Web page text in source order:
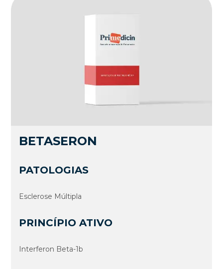
BETASERON
PATOLOGIAS
Esclerose Múltipla
PRINCÍPIO ATIVO
Interferon Beta-1b